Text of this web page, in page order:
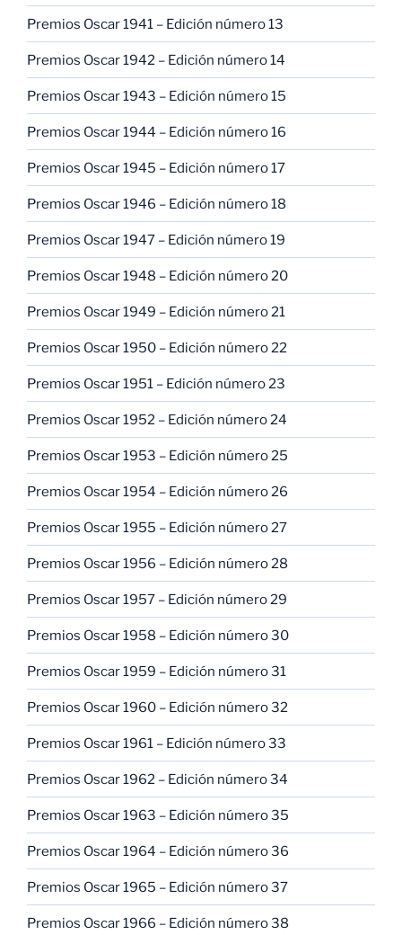
Premios Oscar 1941 – Edición número 13
Premios Oscar 1942 – Edición número 14
Premios Oscar 1943 – Edición número 15
Premios Oscar 1944 – Edición número 16
Premios Oscar 1945 – Edición número 17
Premios Oscar 1946 – Edición número 18
Premios Oscar 1947 – Edición número 19
Premios Oscar 1948 – Edición número 20
Premios Oscar 1949 – Edición número 21
Premios Oscar 1950 – Edición número 22
Premios Oscar 1951 – Edición número 23
Premios Oscar 1952 – Edición número 24
Premios Oscar 1953 – Edición número 25
Premios Oscar 1954 – Edición número 26
Premios Oscar 1955 – Edición número 27
Premios Oscar 1956 – Edición número 28
Premios Oscar 1957 – Edición número 29
Premios Oscar 1958 – Edición número 30
Premios Oscar 1959 – Edición número 31
Premios Oscar 1960 – Edición número 32
Premios Oscar 1961 – Edición número 33
Premios Oscar 1962 – Edición número 34
Premios Oscar 1963 – Edición número 35
Premios Oscar 1964 – Edición número 36
Premios Oscar 1965 – Edición número 37
Premios Oscar 1966 – Edición número 38